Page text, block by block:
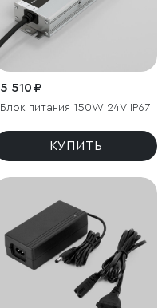
5 510 ₽
Блок питания 150W 24V IP67
КУПИТЬ